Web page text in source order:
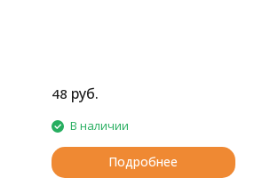
48 руб.
В наличии
Подробнее